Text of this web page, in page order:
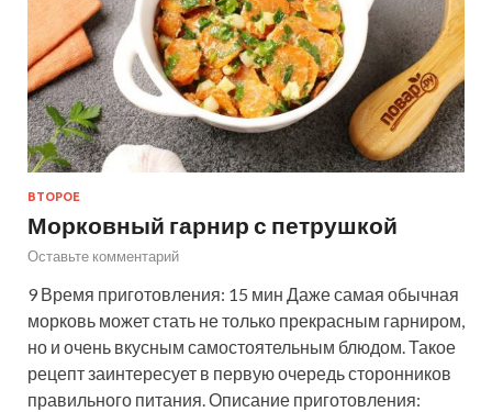
ВТОРОЕ
Морковный гарнир с петрушкой
Оставьте комментарий
9 Время приготовления: 15 мин Даже самая обычная
морковь может стать не только прекрасным гарниром,
но и очень вкусным самостоятельным блюдом. Такое
рецепт заинтересует в первую очередь сторонников
правильного питания. Описание приготовления: